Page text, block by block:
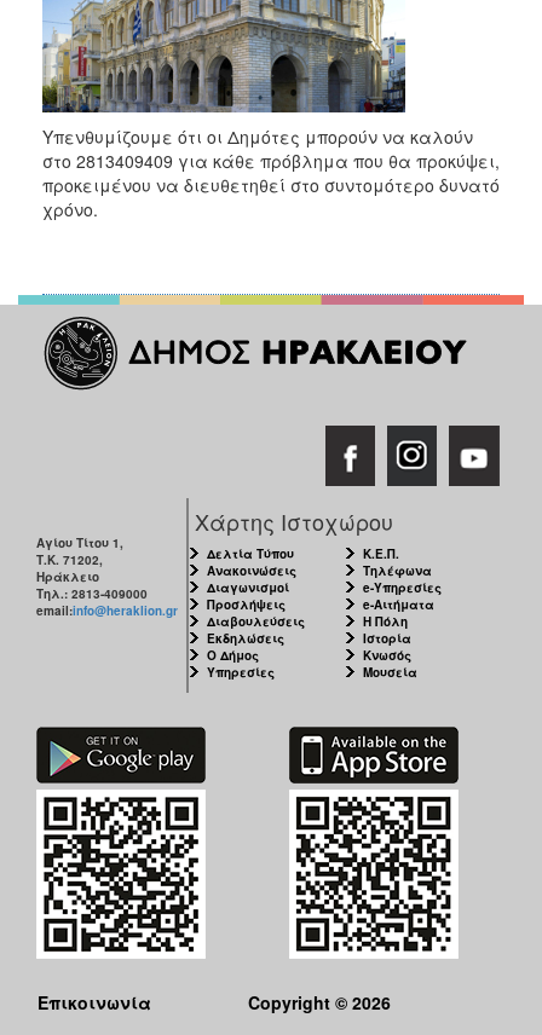
2013
2012
2011
2010
2006
ΤΟΠΟΣ
ΠΟΛΙΤΙΣΜΟΣ
Υπενθυμίζουμε ότι οι Δημότες μπορούν να καλούν
στο 2813409409 για κάθε πρόβλημα που θα προκύψει,
προκειμένου να διευθετηθεί στο συντομότερο δυνατό
χρόνο.
Αγίου Τίτου 1,
Τ.Κ. 71202,
Ηράκλειο
Τηλ.: 2813-409000
email:info@heraklion.gr
Χάρτης Ιστοχώρου
Δελτία Τύπου
Ανακοινώσεις
Διαγωνισμοί
Προσλήψεις
Διαβουλεύσεις
Εκδηλώσεις
Ο Δήμος
Υπηρεσίες
Κ.Ε.Π.
Τηλέφωνα
e-Υπηρεσίες
e-Αιτήματα
Η Πόλη
Ιστορία
Κνωσός
Μουσεία
Επικοινωνία
Copyright © 2026